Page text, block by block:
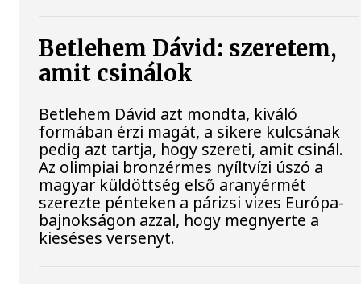
Betlehem Dávid: szeretem,
amit csinálok
Betlehem Dávid azt mondta, kiváló
formában érzi magát, a sikere kulcsának
pedig azt tartja, hogy szereti, amit csinál.
Az olimpiai bronzérmes nyíltvízi úszó a
magyar küldöttség első aranyérmét
szerezte pénteken a párizsi vizes Európa-
bajnokságon azzal, hogy megnyerte a
kieséses versenyt.